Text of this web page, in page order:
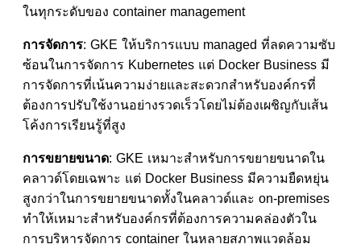
ในทุกระดับของ container management
การจัดการ: GKE ให้บริการแบบ managed ที่ลดความซับ
ซ้อนในการจัดการ Kubernetes แต่ Docker Business มี
การจัดการที่เน้นความง่ายและสะดวกสำหรับองค์กรที่
ต้องการปรับใช้งานอย่างรวดเร็วโดยไม่ต้องเผชิญกับเส้น
โค้งการเรียนรู้ที่สูง
การขยายขนาด: GKE เหมาะสำหรับการขยายขนาดใน
คลาวด์โดยเฉพาะ แต่ Docker Business มีความยืดหยุ่น
สูงกว่าในการขยายขนาดทั้งในคลาวด์และ on-premises
ทำให้เหมาะสำหรับองค์กรที่ต้องการความคล่องตัวใน
การบริหารจัดการ container ในหลายสภาพแวดล้อม